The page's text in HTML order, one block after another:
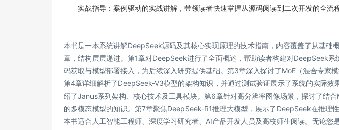
实战指导：案例驱动的实战讲解，带领读者快速掌握从源码阅读到二次开发的全流程
本书是一本系统讲解DeepSeek源码及其核心实现原理的技术指南，内容覆盖了从基础
章，结构层层递进。第1章对DeepSeek进行了全面概述，帮助读者构建对DeepSeek
码获取与模型部署接入，为后续深入研究提供基础。第3章深入探讨了MoE（混合专家
第4章详细解析了DeepSeek-V3模型的架构知识，并通过测试验证展示了系统的实际效
绍了Janus系列架构、核心技术及工具模块。第6章针对高分辨率图像场景，探讨了结
的多模态模型的知识。第7章聚焦DeepSeek-R1推理大模型，展示了DeepSeek在推理
本书适合人工智能工程师、深度学习研究者、AI产品开发人员及高校师生阅读。无论您